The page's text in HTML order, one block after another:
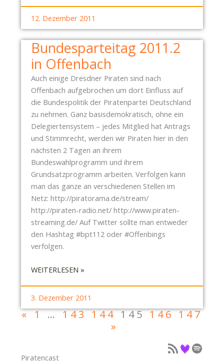
R
E
I
“
T
F
R
O
H
E
W
E
I
H
N
A
C
H
T
E
N
L
A
D
N
G
S
A
S
Z
U
N
12. Dezember 2011
Bundesparteitag 2011.2
in Offenbach
Auch einige Dresdner Piraten sind nach
Offenbach aufgebrochen um dort Einfluss auf
die Bundespolitik der Piratenpartei Deutschland
zu nehmen. Ganz basisdemokratisch, ohne ein
Delegiertensystem – jedes Mitglied hat Antrags
und Stimmrecht, werden wir Piraten hier in den
nächsten 2 Tagen an ihrem
Bundeswahlprogramm und ihrem
Grundsatzprogramm arbeiten. Verfolgen kann
man das ganze an verschiedenen Stellen im
Netz: http://piratorama.de/stream/
http://piraten-radio.net/ http://www.piraten-
streaming.de/ Auf Twitter sollte man entweder
den Hashtag #bpt112 oder #Offenbings
verfolgen.
WEITERLESEN »:
3. Dezember 2011
« 1 … 143 144 145 146 147
»
Piratencast
Podcast als Feed Podcast auf Deezer Podcast auf Spotify